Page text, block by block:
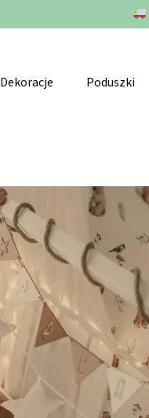
Dekoracje Poduszki